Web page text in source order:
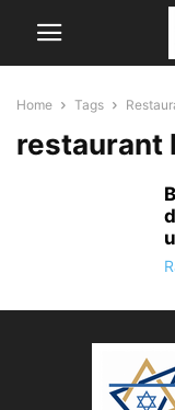
Home Tags
restaurant